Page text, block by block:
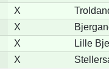
X
X
X
Lille
X